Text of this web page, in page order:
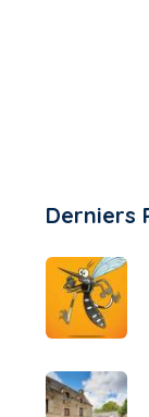
Derniers